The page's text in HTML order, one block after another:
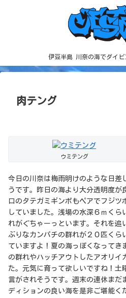
伊豆半島 川奈の海でダイビ
肉テング
ウミテング
今日の川奈は梅雨明けのような日差
うです。昨日の海より大分透明度が
口のタテガミギンポもペアでフジツ
していました。浅場の水深６ｍくら
れがぐちゃーっといます。それを追
ぶりなカンパチの群れが２０匹くら
ていますよ！夏の海っぽくなってき
の群れやハッチアウトしたアオリイ
た。元気に育って欲しいですね！土
言がされそうです。週末の連休まだ
ディションの良い海を是非ご堪能く